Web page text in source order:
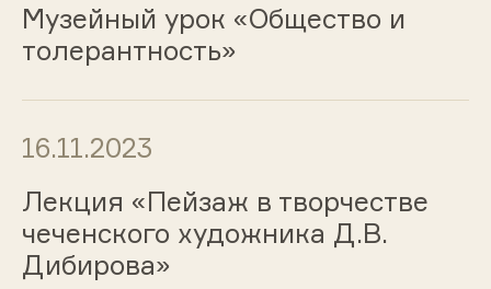
Музейный урок «Общество и
толерантность»
16.11.2023
Лекция «Пейзаж в творчестве
чеченского художника Д.В.
Дибирова»